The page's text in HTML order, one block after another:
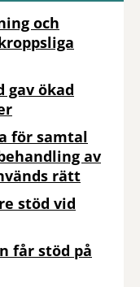
och
gav ökad
för samtal
av
rätt
stöd vid
får stöd på